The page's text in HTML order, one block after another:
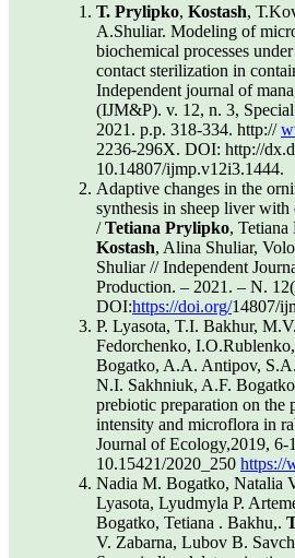
Т. Prylipko, Kostash,
A.Shuliar. Modeling of
biochemical processes
contact sterilization in
Independent journal of
(IJM&P). v. 12, n. 3,
2021. p.p. 318-334. http://
2236-296X. DOI: http://
10.14807/ijmp.v12i3.1444.
Adaptive changes in the
synthesis in sheep liver
/Tetiana Prylipko, Tetiana
Kostash, Alina Shuliar,
Shuliar // Independent
Production. – 2021. – N.
DOI:https://doi.org/14807/
P. Lyasota, T.I. Bakhur,
Fedorchenko,
Bogatko, A.A. Antipov,
N.I. Sakhniuk, A.F.
prebiotic preparation on the
intensity and microflora in
Journal of Ecology,2019, 6-
10.15421/2020_250 https://
Nadia M. Bogatko, Natalia
Lyasota, Lyudmyla P.
Bogatko, Tetiana . Bakhu,.
V. Zabarna, Lubov B.